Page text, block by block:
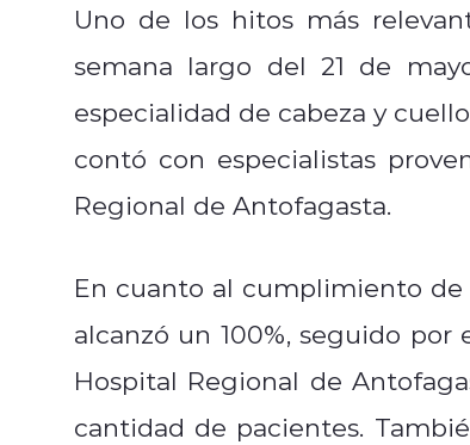
Uno de los hitos más
semana largo del 21 de
especialidad de cabeza y
contó con especialistas
Regional de Antofagasta.
En cuanto al cumplimiento de
alcanzó un 100%, seguido
Hospital Regional de
cantidad de pacientes.